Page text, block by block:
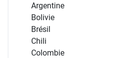
Argentine
Bolivie
Brésil
Chili
Colombie